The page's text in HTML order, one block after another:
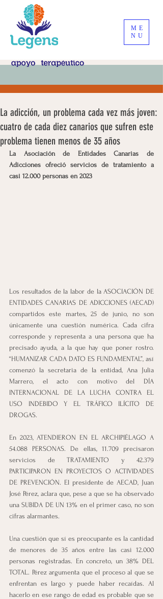
ME
NU
La adicción, un problema cada vez más joven:
cuatro de cada diez canarios que sufren este
problema tienen menos de 35 años
La Asociación de Entidades Canarias de
Adicciones ofreció servicios de tratamiento a
casi 12.000 personas en 2023
Los resultados de la labor de la ASOCIACIÓN DE
ENTIDADES CANARIAS DE ADICCIONES (AECAD)
compartidos este martes, 25 de junio, no son
únicamente una cuestión numérica. Cada cifra
corresponde y representa a una persona que ha
precisado ayuda, a la que hay que poner rostro.
“HUMANIZAR CADA DATO ES FUNDAMENTAL”, así
comenzó la secretaria de la entidad, Ana Julia
Marrero, el acto con motivo del DÍA
INTERNACIONAL DE LA LUCHA CONTRA EL
USO INDEBIDO Y EL TRÁFICO ILÍCITO DE
DROGAS.
En 2023, ATENDIERON EN EL ARCHIPIÉLAGO A
54.088 PERSONAS. De ellas, 11.709 precisaron
servicios de TRATAMIENTO y 42.379
PARTICIPARON EN PROYECTOS O ACTIVIDADES
DE PREVENCIÓN. El presidente de AECAD, Juan
José Pérez, aclara que, pese a que se ha observado
una SUBIDA DE UN 13% en el primer caso, no son
cifras alarmantes.
Una cuestión que sí es preocupante es la cantidad
de menores de 35 años entre las casi 12.000
personas registradas. En concreto, un 38% DEL
TOTAL. Pérez argumenta que el proceso al que se
enfrentan es largo y puede haber recaídas. Al
hacerlo en ese rango de edad es probable que se